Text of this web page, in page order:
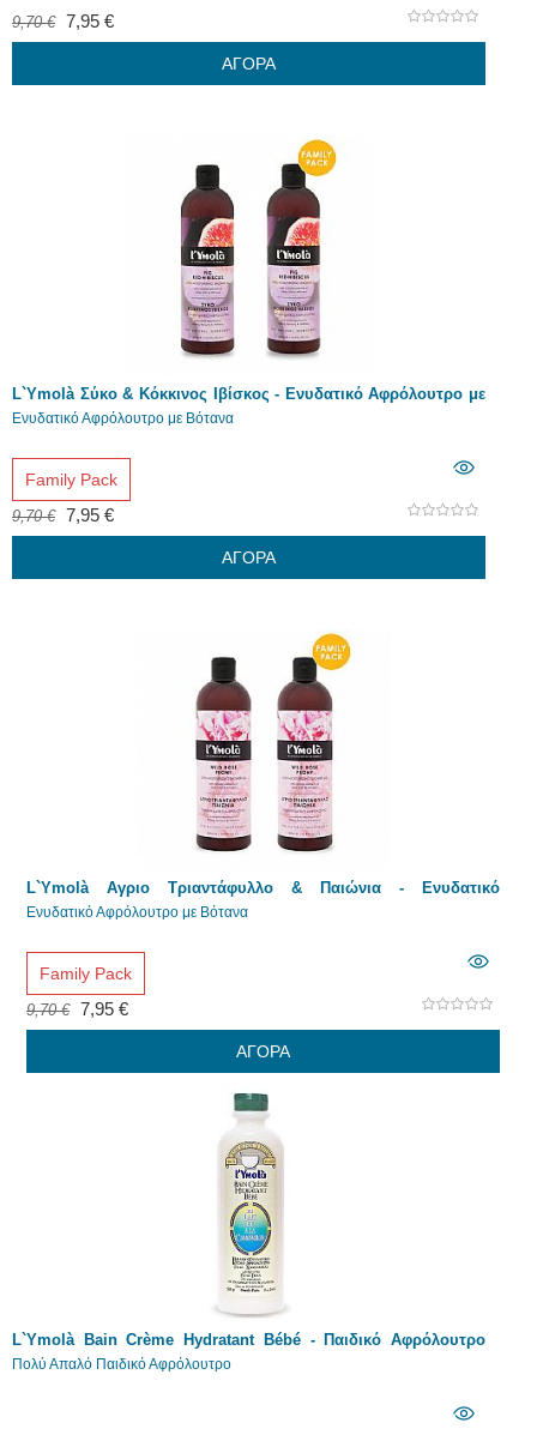
9,70 € 7,95 €
ΑΓΟΡΑ
L`Ymolà Σύκο & Κόκκινος Ιβίσκος - Ενυδατικό Αφρόλουτρο με
Βότανα 2 x 500ml
Ενυδατικό Αφρόλουτρο με Βότανα
Family Pack
9,70 € 7,95 €
ΑΓΟΡΑ
L`Ymolà Αγριο Τριαντάφυλλο & Παιώνια - Ενυδατικό
Αφρόλουτρο με Βότανα 2 x 500ml
Ενυδατικό Αφρόλουτρο με Βότανα
Family Pack
9,70 € 7,95 €
ΑΓΟΡΑ
L`Ymolà Bain Crème Hydratant Bébé - Παιδικό Αφρόλουτρο
500ml
Πολύ Απαλό Παιδικό Αφρόλουτρο